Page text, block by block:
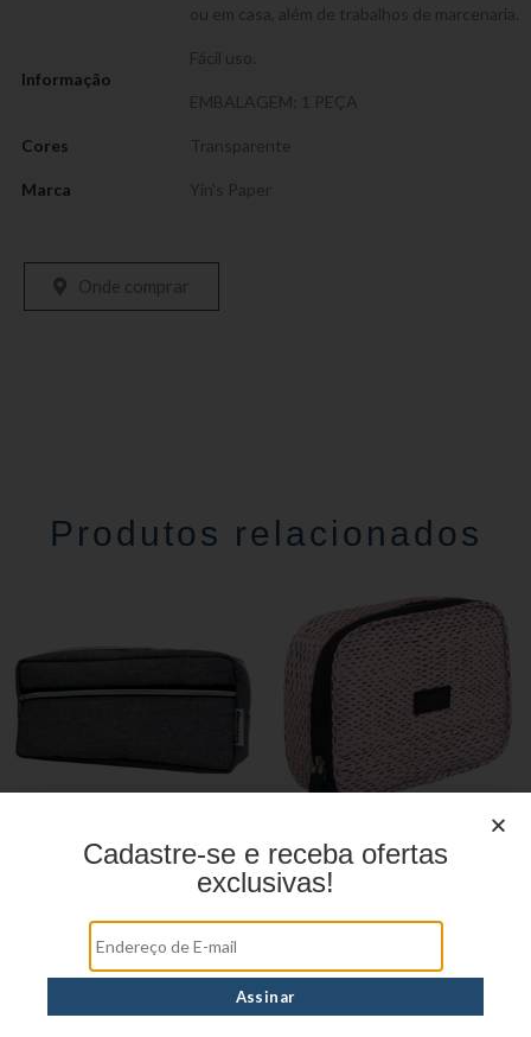
ou em casa, além de trabalhos de marcenaria.
Informação
Fácil uso.
EMBALAGEM: 1 PEÇA
Cores Transparente
Marca Yin's Paper
Onde comprar
Produtos relacionados
Estojo Juvenil YS27106 Estojo Juvenil YS41029
Cadastre-se e receba ofertas
exclusivas!